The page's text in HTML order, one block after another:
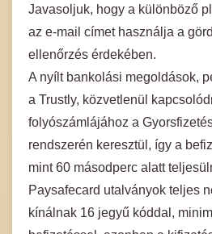
Javasoljuk, hogy a különböző
az e-mail címet használja a
ellenőrzés érdekében.
A nyílt bankolási megoldások,
a Trustly, közvetlenül
folyószámlájához a
rendszerén keresztül, így a
mint 60 másodperc alatt
Paysafecard utalványok teljes
kínálnak 16 jegyű kóddal,